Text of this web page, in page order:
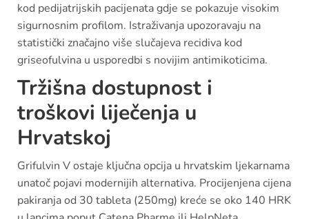
kod pedijatrijskih pacijenata gdje se pokazuje visokim
sigurnosnim profilom. Istraživanja upozoravaju na
statistički značajno više slučajeva recidiva kod
griseofulvina u usporedbi s novijim antimikoticima.
Tržišna dostupnost i
troškovi liječenja u
Hrvatskoj
Grifulvin V ostaje ključna opcija u hrvatskim ljekarnama
unatoč pojavi modernijih alternativa. Procijenjena cijena
pakiranja od 30 tableta (250mg) kreće se oko 140 HRK